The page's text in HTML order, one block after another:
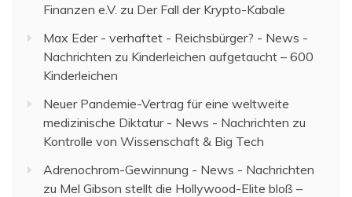
Finanzen e.V. zu Der Fall der Krypto-Kabale
Max Eder - verhaftet - Reichsbürger? - News -
Nachrichten zu Kinderleichen aufgetaucht – 600
Kinderleichen
Neuer Pandemie-Vertrag für eine weltweite
medizinische Diktatur - News - Nachrichten zu
Kontrolle von Wissenschaft & Big Tech
Adrenochrom-Gewinnung - News - Nachrichten
zu Mel Gibson stellt die Hollywood-Elite bloß –